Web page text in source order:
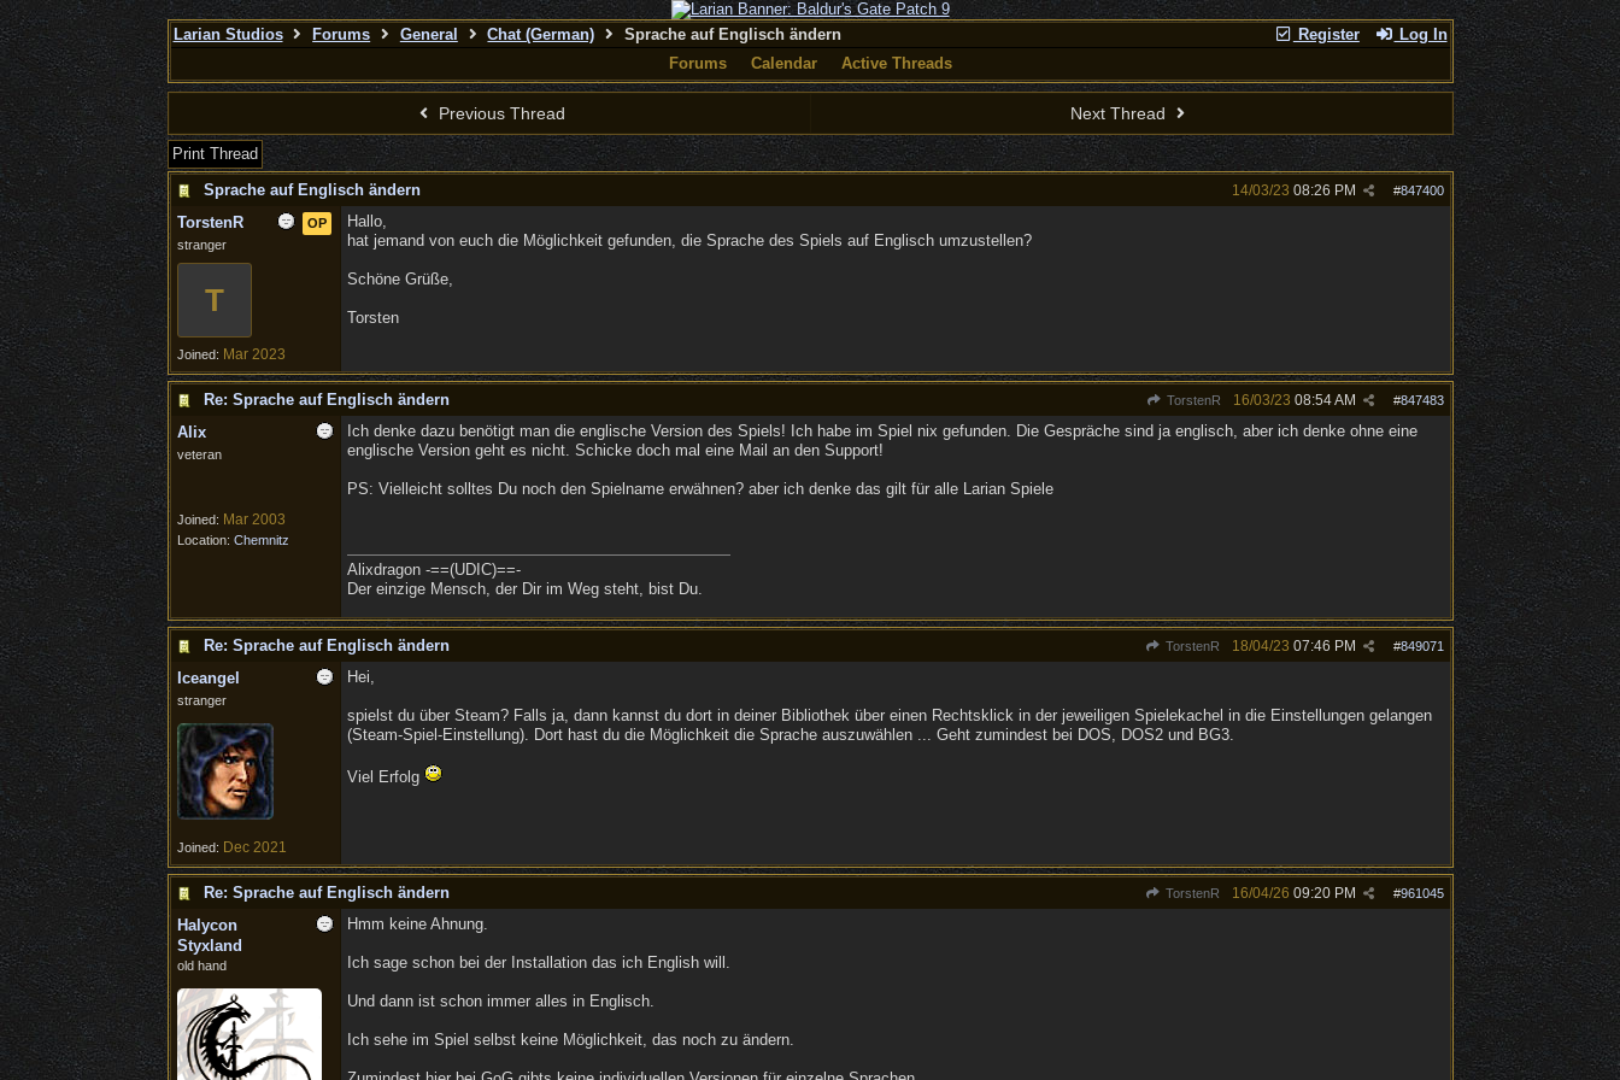
Register Log In
Larian Studios Forums General Chat (German)
Sprache auf Englisch ändern
Forums
Calendar Active Threads
Previous Thread Next Thread
Print Thread
Sprache auf Englisch ändern
#847400
14/03/23 08:26 PM
OP
TorstenR
stranger
T
Joined: Mar 2023
Hallo,
hat jemand von euch die Möglichkeit gefunden, die Sprache des Spiels auf Englisch umzustellen?
Schöne Grüße,
Torsten
Re: Sprache auf Englisch ändern TorstenR #847483
16/03/23 08:54 AM
Alix
veteran
Joined: Mar 2003
Location: Chemnitz
Ich denke dazu benötigt man die englische Version des Spiels! Ich habe im Spiel nix gefunden. Die Gespräche sind ja englisch, aber ich denke ohne eine
englische Version geht es nicht. Schicke doch mal eine Mail an den Support!
PS: Vielleicht solltes Du noch den Spielname erwähnen? aber ich denke das gilt für alle Larian Spiele
Alixdragon -==(UDIC)==-
Der einzige Mensch, der Dir im Weg steht, bist Du.
Re: Sprache auf Englisch ändern TorstenR #849071
18/04/23 07:46 PM
Iceangel
stranger
Joined: Dec 2021
Hei,
spielst du über Steam? Falls ja, dann kannst du dort in deiner Bibliothek über einen Rechtsklick in der jeweiligen Spielekachel in die Einstellungen gelangen
(Steam-Spiel-Einstellung). Dort hast du die Möglichkeit die Sprache auszuwählen ... Geht zumindest bei DOS, DOS2 und BG3.
Viel Erfolg
Re: Sprache auf Englisch ändern TorstenR #961045
16/04/26 09:20 PM
Halycon
Styxland
old hand
Hmm keine Ahnung.
Ich sage schon bei der Installation das ich English will.
Und dann ist schon immer alles in Englisch.
Ich sehe im Spiel selbst keine Möglichkeit, das noch zu ändern.